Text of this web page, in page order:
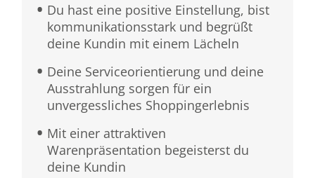
Du hast eine positive Einstellung, bist
kommunikationsstark und begrüßt
deine Kundin mit einem Lächeln
Deine Serviceorientierung und deine
Ausstrahlung sorgen für ein
unvergessliches Shoppingerlebnis
Mit einer attraktiven
Warenpräsentation begeisterst du
deine Kundin